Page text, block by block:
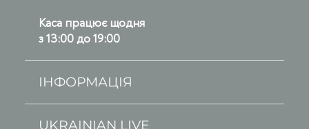
Каса працює щодня
з 13:00 до 19:00
ІНФОРМАЦІЯ
UKRAINIAN LIVE